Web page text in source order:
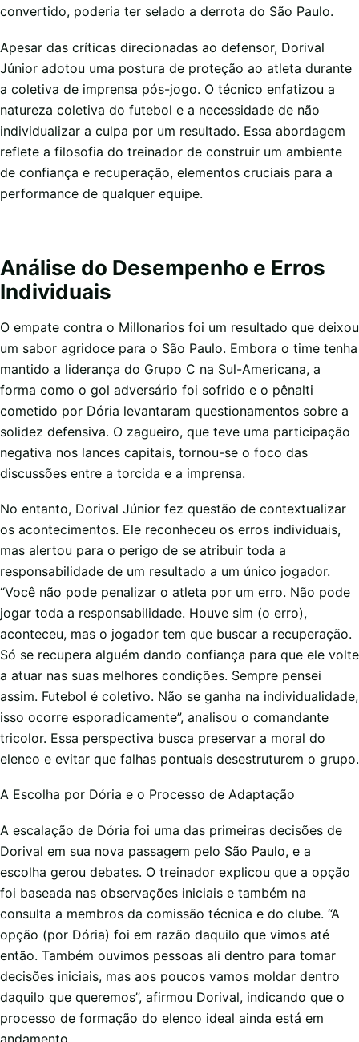
convertido, poderia ter selado a derrota do São Paulo.
Apesar das críticas direcionadas ao defensor, Dorival
Júnior adotou uma postura de proteção ao atleta durante
a coletiva de imprensa pós-jogo. O técnico enfatizou a
natureza coletiva do futebol e a necessidade de não
individualizar a culpa por um resultado. Essa abordagem
reflete a filosofia do treinador de construir um ambiente
de confiança e recuperação, elementos cruciais para a
performance de qualquer equipe.
Análise do Desempenho e Erros
Individuais
O empate contra o Millonarios foi um resultado que deixou
um sabor agridoce para o São Paulo. Embora o time tenha
mantido a liderança do Grupo C na Sul-Americana, a
forma como o gol adversário foi sofrido e o pênalti
cometido por Dória levantaram questionamentos sobre a
solidez defensiva. O zagueiro, que teve uma participação
negativa nos lances capitais, tornou-se o foco das
discussões entre a torcida e a imprensa.
No entanto, Dorival Júnior fez questão de contextualizar
os acontecimentos. Ele reconheceu os erros individuais,
mas alertou para o perigo de se atribuir toda a
responsabilidade de um resultado a um único jogador.
“Você não pode penalizar o atleta por um erro. Não pode
jogar toda a responsabilidade. Houve sim (o erro),
aconteceu, mas o jogador tem que buscar a recuperação.
Só se recupera alguém dando confiança para que ele volte
a atuar nas suas melhores condições. Sempre pensei
assim. Futebol é coletivo. Não se ganha na individualidade,
isso ocorre esporadicamente”, analisou o comandante
tricolor. Essa perspectiva busca preservar a moral do
elenco e evitar que falhas pontuais desestruturem o grupo.
A Escolha por Dória e o Processo de Adaptação
A escalação de Dória foi uma das primeiras decisões de
Dorival em sua nova passagem pelo São Paulo, e a
escolha gerou debates. O treinador explicou que a opção
foi baseada nas observações iniciais e também na
consulta a membros da comissão técnica e do clube. “A
opção (por Dória) foi em razão daquilo que vimos até
então. Também ouvimos pessoas ali dentro para tomar
decisões iniciais, mas aos poucos vamos moldar dentro
daquilo que queremos”, afirmou Dorival, indicando que o
processo de formação do elenco ideal ainda está em
andamento.